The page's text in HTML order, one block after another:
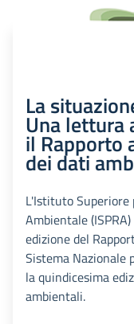
La
Una lettura
il Rapporto
dei dati
L'Istituto Superiore
Ambientale
edizione del
Sistema Nazionale
la quindicesima
ambientali.